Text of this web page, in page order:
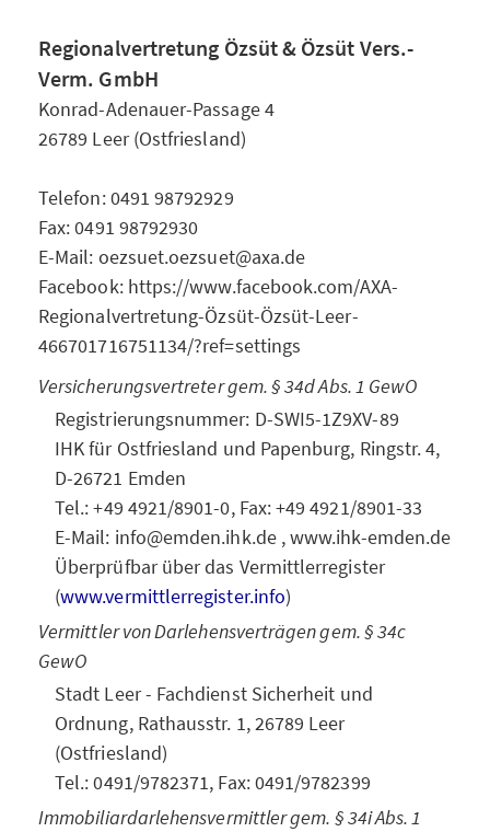
Regionalvertretung Özsüt & Özsüt Vers.-
Verm. GmbH
Konrad-Adenauer-Passage 4
26789 Leer (Ostfriesland)
Telefon: 0491 98792929
Fax: 0491 98792930
E-Mail: oezsuet.oezsuet@axa.de
Facebook: https://www.facebook.com/AXA-
Regionalvertretung-Özsüt-Özsüt-Leer-
466701716751134/?ref=settings
Versicherungsvertreter gem. § 34d Abs. 1 GewO
Registrierungsnummer: D-SWI5-1Z9XV-89
IHK für Ostfriesland und Papenburg, Ringstr. 4,
D-26721 Emden
Tel.: +49 4921/8901-0, Fax: +49 4921/8901-33
E-Mail: info@emden.ihk.de , www.ihk-emden.de
Überprüfbar über das Vermittlerregister
(www.vermittlerregister.info)
Vermittler von Darlehensverträgen gem. § 34c
GewO
Stadt Leer - Fachdienst Sicherheit und
Ordnung, Rathausstr. 1, 26789 Leer
(Ostfriesland)
Tel.: 0491/9782371, Fax: 0491/9782399
Immobiliardarlehensvermittler gem. § 34i Abs. 1